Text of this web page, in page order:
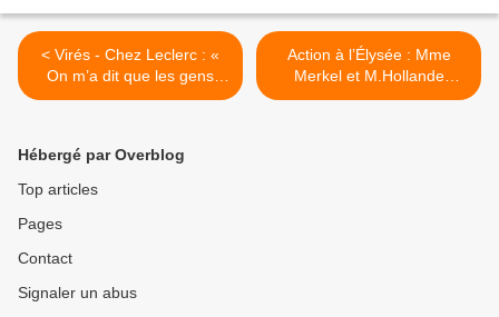
< Virés - Chez Leclerc : «
On m’a dit que les gens
comme moi devaient
Action à l’Élysée : Mme
Merkel et M.Hollande
doivent rejeter les énergies
Hébergé par Overblog
Top articles
Pages
Contact
Signaler un abus